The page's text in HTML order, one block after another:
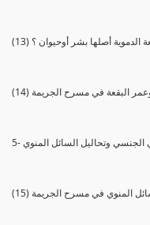
الدموية أصلها بشر أوحيوان ؟
البقعة في مسرح الجريمة
الجنسي وتحاليل السائل المنوي
المنوي في مسرح الجريمة